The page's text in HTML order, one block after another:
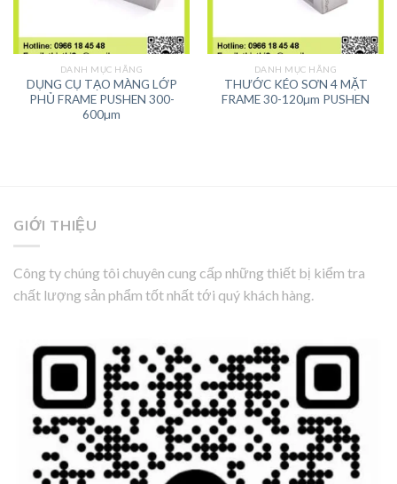
DANH MỤC HÃNG
DỤNG CỤ TẠO MÀNG LỚP
PHỦ FRAME PUSHEN 300-
600µm
DANH MỤC HÃNG
THƯỚC KÉO SƠN 4 MẶT
FRAME 30-120µm PUSHEN
GIỚI THIỆU
Công ty chúng tôi chuyên cung cấp những thiết bị kiểm tra
chất lượng sản phẩm tốt nhất tới quý khách hàng.